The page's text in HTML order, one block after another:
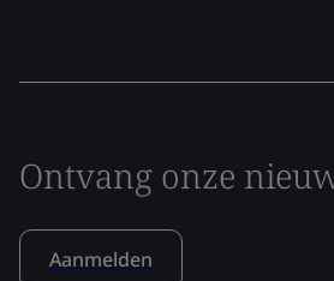
Ontvang onze
Aanmelden